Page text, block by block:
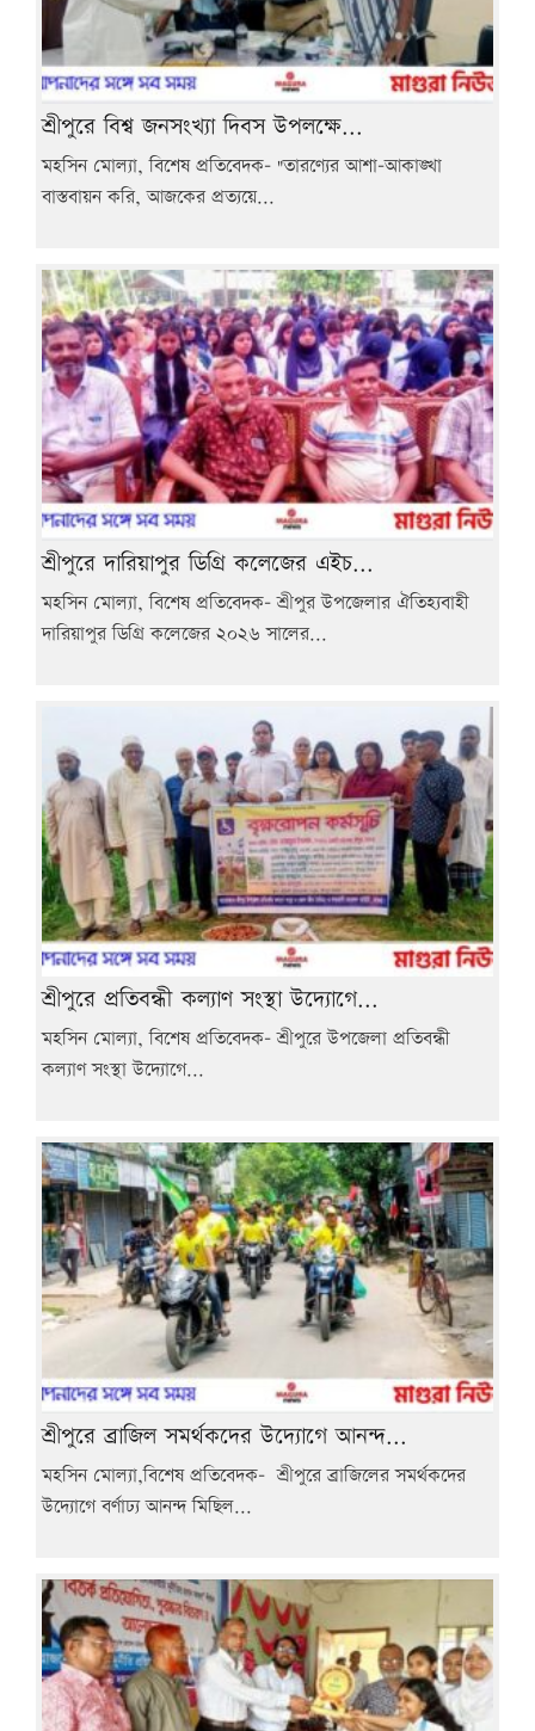
শ্রীপুরে বিশ্ব জনসংখ্যা দিবস উপলক্ষে...
মহসিন মোল্যা, বিশেষ প্রতিবেদক- "তারণ্যের আশা-আকাঙ্খা
বাস্তবায়ন করি, আজকের প্রত্যয়ে...
শ্রীপুরে দারিয়াপুর ডিগ্রি কলেজের এইচ...
মহসিন মোল্যা, বিশেষ প্রতিবেদক- শ্রীপুর উপজেলার ঐতিহ্যবাহী
দারিয়াপুর ডিগ্রি কলেজের ২০২৬ সালের...
শ্রীপুরে প্রতিবন্ধী কল্যাণ সংস্থা উদ্যোগে...
মহসিন মোল্যা, বিশেষ প্রতিবেদক- শ্রীপুরে উপজেলা প্রতিবন্ধী
কল্যাণ সংস্থা উদ্যোগে...
শ্রীপুরে ব্রাজিল সমর্থকদের উদ্যোগে আনন্দ...
মহসিন মোল্যা,বিশেষ প্রতিবেদক- শ্রীপুরে ব্রাজিলের সমর্থকদের
উদ্যোগে বর্ণাঢ্য আনন্দ মিছিল...